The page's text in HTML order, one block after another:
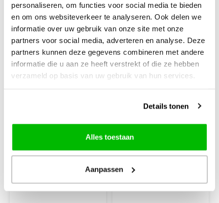
personaliseren, om functies voor social media te bieden
en om ons websiteverkeer te analyseren. Ook delen we
informatie over uw gebruik van onze site met onze
partners voor social media, adverteren en analyse. Deze
partners kunnen deze gegevens combineren met andere
informatie die u aan ze heeft verstrekt of die ze hebben
verzameld op basis van uw gebruik van hun services.
Details tonen
Alles toestaan
Aanpassen
Bothy Threads
Geboortetegel
Welcome To The
28 x 26 cm kruissteek
telpatroon
Permin
Permin
Geboortetegel
Farmer 90-8303